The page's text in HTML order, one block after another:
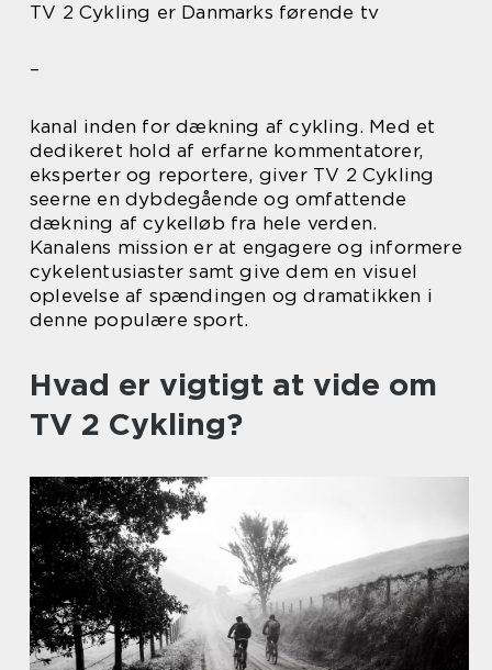
TV 2 Cykling er Danmarks førende tv
–
kanal inden for dækning af cykling. Med et
dedikeret hold af erfarne kommentatorer,
eksperter og reportere, giver TV 2 Cykling
seerne en dybdegående og omfattende
dækning af cykelløb fra hele verden.
Kanalens mission er at engagere og informere
cykelentusiaster samt give dem en visuel
oplevelse af spændingen og dramatikken i
denne populære sport.
Hvad er vigtigt at vide om
TV 2 Cykling?